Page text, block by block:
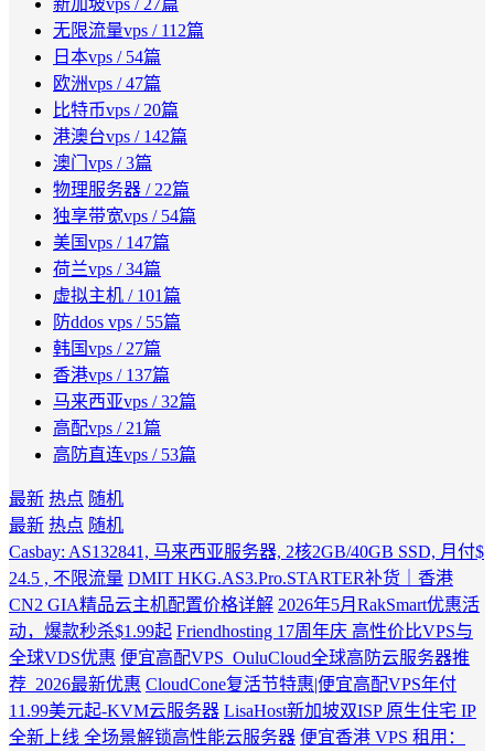
新加坡vps / 27篇
无限流量vps / 112篇
日本vps / 54篇
欧洲vps / 47篇
比特币vps / 20篇
港澳台vps / 142篇
澳门vps / 3篇
物理服务器 / 22篇
独享带宽vps / 54篇
美国vps / 147篇
荷兰vps / 34篇
虚拟主机 / 101篇
防ddos vps / 55篇
韩国vps / 27篇
香港vps / 137篇
马来西亚vps / 32篇
高配vps / 21篇
高防直连vps / 53篇
最新 热点 随机
最新 热点 随机
Casbay: AS132841, 马来西亚服务器, 2核2GB/40GB SSD, 月付$
24.5 , 不限流量 DMIT HKG.AS3.Pro.STARTER补货｜香港
CN2 GIA精品云主机配置价格详解 2026年5月RakSmart优惠活
动，爆款秒杀$1.99起 Friendhosting 17周年庆 高性价比VPS与
全球VDS优惠 便宜高配VPS_OuluCloud全球高防云服务器推
荐_2026最新优惠 CloudCone复活节特惠|便宜高配VPS年付
11.99美元起-KVM云服务器 LisaHost新加坡双ISP 原生住宅 IP
全新上线 全场景解锁高性能云服务器 便宜香港 VPS 租用：